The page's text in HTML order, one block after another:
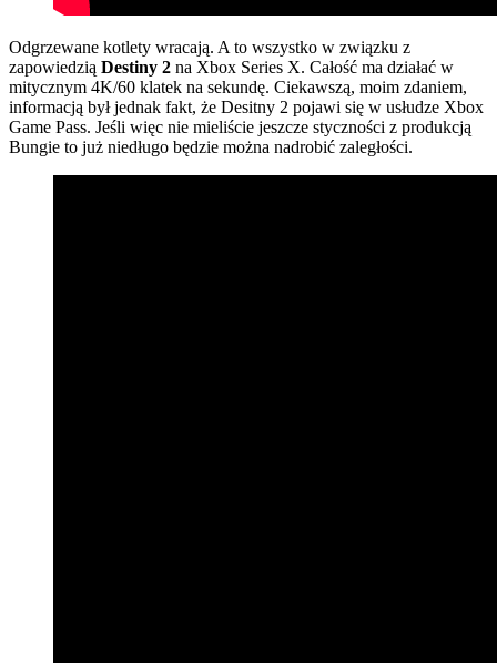
Odgrzewane kotlety wracają. A to wszystko w związku z
zapowiedzią Destiny 2 na Xbox Series X. Całość ma działać w
mitycznym 4K/60 klatek na sekundę. Ciekawszą, moim zdaniem,
informacją był jednak fakt, że Desitny 2 pojawi się w usłudze Xbox
Game Pass. Jeśli więc nie mieliście jeszcze styczności z produkcją
Bungie to już niedługo będzie można nadrobić zaległości.